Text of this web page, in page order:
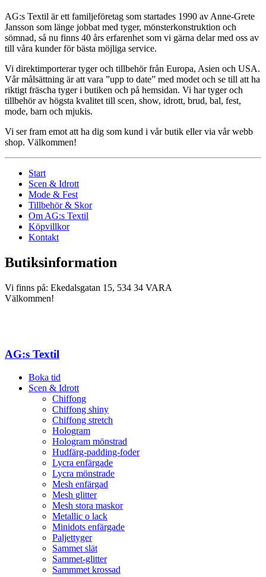
AG:s Textil är ett familjeföretag som startades 1990 av Anne-Grete
Jansson som länge jobbat med tyger, mönsterkonstruktion och
sömnad, så nu finns 40 års erfarenhet som vi gärna delar med oss av
till våra kunder för bästa möjliga service.
Vi direktimporterar tyger och tillbehör från Europa, Asien och USA.
Vår målsättning är att vara ”upp to date” med modet och se till att ha
riktigt fräscha tyger i butiken och på hemsidan. Vi har tyger och
tillbehör av högsta kvalitet till scen, show, idrott, brud, bal, fest,
mode, barn och mjukis.
Vi ser fram emot att ha dig som kund i vår butik eller via vår webb
shop. Välkommen!
Start
Scen & Idrott
Mode & Fest
Tillbehör & Skor
Om AG:s Textil
Köpvillkor
Kontakt
Butiksinformation
Vi finns på: Ekedalsgatan 15, 534 34 VARA
Välkommen!
AG:s Textil
Boka tid
Scen & Idrott
Chiffong
Chiffong shiny
Chiffong stretch
Hologram
Hologram mönstrad
Hudfärg-padding-foder
Lycra enfärgade
Lycra mönstrade
Mesh enfärgad
Mesh glitter
Mesh stora maskor
Metallic o lack
Minidots enfärgade
Paljettyger
Sammet slät
Sammet-glitter
Sammmet krossad